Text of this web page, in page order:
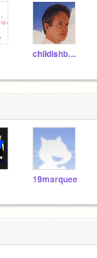
childishbeat
19marquee